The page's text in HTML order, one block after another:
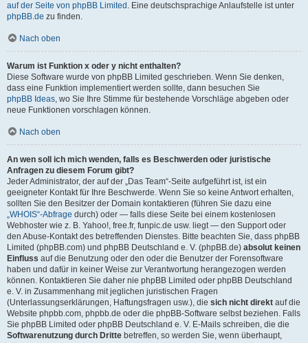
auf der Seite von phpBB Limited . Eine deutschsprachige Anlaufstelle ist unter
phpBB.de zu finden.
Nach oben
Warum ist Funktion x oder y nicht enthalten?
Diese Software wurde von phpBB Limited geschrieben. Wenn Sie denken,
dass eine Funktion implementiert werden sollte, dann besuchen Sie
phpBB Ideas, wo Sie Ihre Stimme für bestehende Vorschläge abgeben oder
neue Funktionen vorschlagen können.
Nach oben
An wen soll ich mich wenden, falls es Beschwerden oder juristische
Anfragen zu diesem Forum gibt?
Jeder Administrator, der auf der „Das Team“-Seite aufgeführt ist, ist ein
geeigneter Kontakt für Ihre Beschwerde. Wenn Sie so keine Antwort erhalten,
sollten Sie den Besitzer der Domain kontaktieren (führen Sie dazu eine
„WHOIS“-Abfrage durch) oder — falls diese Seite bei einem kostenlosen
Webhoster wie z. B. Yahoo!, free.fr, funpic.de usw. liegt — den Support oder
den Abuse-Kontakt des betreffenden Dienstes. Bitte beachten Sie, dass phpBB
Limited (phpBB.com) und phpBB Deutschland e. V. (phpBB.de) absolut keinen
Einfluss auf die Benutzung oder den oder die Benutzer der Forensoftware
haben und dafür in keiner Weise zur Verantwortung herangezogen werden
können. Kontaktieren Sie daher nie phpBB Limited oder phpBB Deutschland
e. V. in Zusammenhang mit jeglichen juristischen Fragen
(Unterlassungserklärungen, Haftungsfragen usw.), die sich nicht direkt auf die
Website phpbb.com, phpbb.de oder die phpBB-Software selbst beziehen. Falls
Sie phpBB Limited oder phpBB Deutschland e. V. E-Mails schreiben, die die
Softwarenutzung durch Dritte betreffen, so werden Sie, wenn überhaupt,